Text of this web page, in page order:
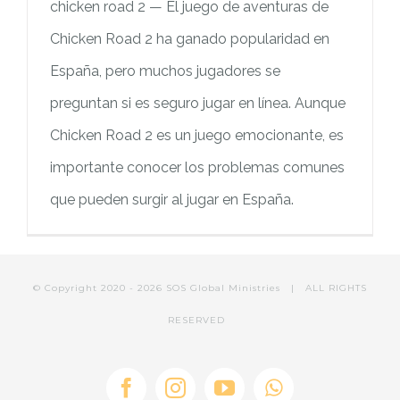
chicken road 2 — El juego de aventuras de
Chicken Road 2 ha ganado popularidad en
España, pero muchos jugadores se
preguntan si es seguro jugar en línea. Aunque
Chicken Road 2 es un juego emocionante, es
importante conocer los problemas comunes
que pueden surgir al jugar en España.
© Copyright 2020 - 2026 SOS Global Ministries | ALL RIGHTS
RESERVED
FacebookInstagramYouTubeWhatsApp